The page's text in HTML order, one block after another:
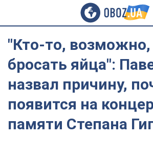
"Кто-то, возможно,
бросать яйца":
назвал причину,
появится на
памяти Степана